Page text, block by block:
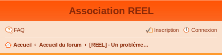
Association REEL
FAQ Connexion
Inscription
Accueil Accueil du forum [REEL] - Un problème de connexion ou d'inscription ?